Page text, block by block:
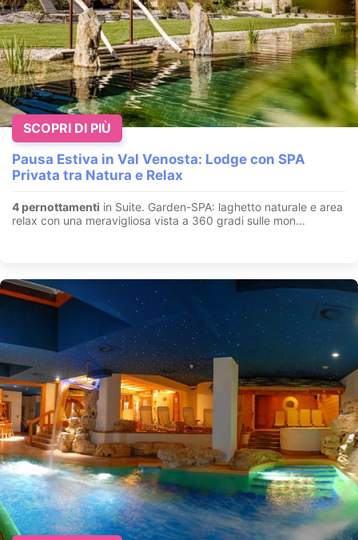
Pausa Estiva in Val Venosta: Lodge con SPA
Privata tra Natura e Relax
4 pernottamenti in Suite. Garden-SPA: laghetto naturale e area
relax con una meravigliosa vista a 360 gradi sulle mon...
SCOPRI DI PIÙ